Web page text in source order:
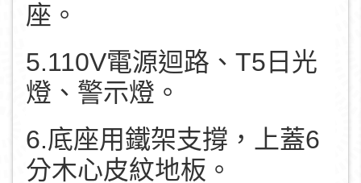
座。
5.110V電源迴路、T5日光
燈、警示燈。
6.底座用鐵架支撐，上蓋6
分木心皮紋地板。